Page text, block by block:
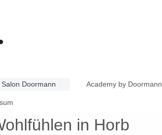
Doormann Academy by Doormann
in Horb